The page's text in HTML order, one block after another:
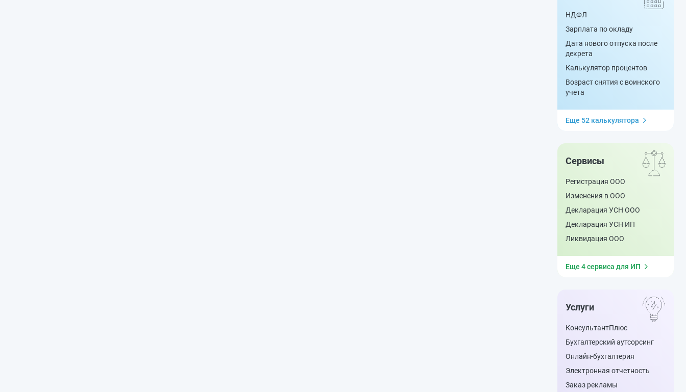
НДФЛ
Зарплата по окладу
Дата нового отпуска после
декрета
Калькулятор процентов
Возраст снятия с воинского
учета
Еще 52 калькулятора
Сервисы
Регистрация ООО
Изменения в ООО
Декларация УСН ООО
Декларация УСН ИП
Ликвидация ООО
Еще 4 сервиса для ИП
Услуги
КонсультантПлюс
Бухгалтерский аутсорсинг
Онлайн-бухгалтерия
Электронная отчетность
Заказ рекламы